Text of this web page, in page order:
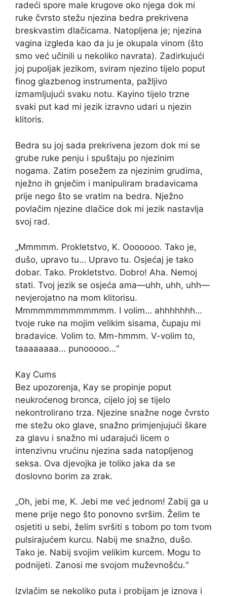
radeći spore male krugove oko njega dok mi
ruke čvrsto stežu njezina bedra prekrivena
breskvastim dlačicama. Natopljena je; njezina
vagina izgleda kao da ju je okupala vinom (što
smo već učinili u nekoliko navrata). Zadirkujući
joj pupoljak jezikom, sviram njezino tijelo poput
finog glazbenog instrumenta, pažljivo
izmamljujući svaku notu. Kayino tijelo trzne
svaki put kad mi jezik izravno udari u njezin
klitoris.
Bedra su joj sada prekrivena jezom dok mi se
grube ruke penju i spuštaju po njezinim
nogama. Zatim posežem za njezinim grudima,
nježno ih gnječim i manipuliram bradavicama
prije nego što se vratim na bedra. Nježno
povlačim njezine dlačice dok mi jezik nastavlja
svoj rad.
„Mmmmm. Prokletstvo, K. Ooooooo. Tako je,
dušo, upravo tu… Upravo tu. Osjećaj je tako
dobar. Tako. Prokletstvo. Dobro! Aha. Nemoj
stati. Tvoj jezik se osjeća ama—uhh, uhh, uhh—
nevjerojatno na mom klitorisu.
Mmmmmmmmmmmmm. I volim… ahhhhhhh…
tvoje ruke na mojim velikim sisama, čupaju mi ​​
bradavice. Volim to. Mm-hmmm. V-volim to,
taaaaaaaa… punooooo…“
Kay Cums
Bez upozorenja, Kay se propinje poput
neukroćenog bronca, cijelo joj se tijelo
nekontrolirano trza. Njezine snažne noge čvrsto
me stežu oko glave, snažno primjenjujući škare
za glavu i snažno mi udarajući licem o
intenzivnu vrućinu njezina sada natopljenog
seksa. Ova djevojka je toliko jaka da se
doslovno borim za zrak.
„Oh, jebi me, K. Jebi me već jednom! Zabij ga u
mene prije nego što ponovno svršim. Želim te
osjetiti u sebi, želim svršiti s tobom po tom tvom
pulsirajućem kurcu. Nabij me snažno, dušo.
Tako je. Nabij svojim velikim kurcem. Mogu to
podnijeti. Zanosi me svojom muževnošću.“
Izvlačim se nekoliko puta i probijam je iznova i